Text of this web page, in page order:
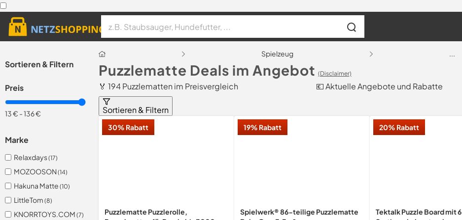
Sortieren & Filtern
Preis
13 € -136 €
Marke
Relaxdays(17)
MOZOOSON (14)
Hakuna Matte (10)
LittleTom (8)
KNORRTOYS.COM (7)
Spielzeug ...
Puzzlematte Deals im Angebot (Disclaimer)
🏅 194 Puzzlematten im Preisvergleich 💶 Aktuelle Angebote und Rabatte
Sortieren & Filtern
30% Rabatt
Puzzlematte Puzzlerolle,
19% Rabatt
Spielwerk® 86-teilige Puzzlematte
20% Rabatt
Tektalk Puzzle Board mit 6